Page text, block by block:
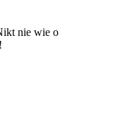
nie wie o